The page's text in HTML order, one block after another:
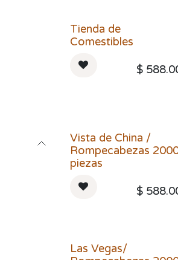
Tienda de
Comestibles
$
Vista de China /
Rompecabezas
piezas
$
Las Vegas/